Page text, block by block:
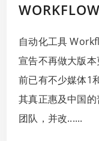
自动化工具
宣告不再做大版
前已有不少媒体1
其真正惠及中国
团队，并改......